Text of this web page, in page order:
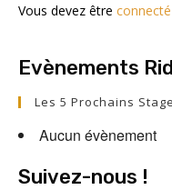
Vous devez être connecté
Evènements
Les 5 Prochains
Aucun évènement
Suivez-nous !